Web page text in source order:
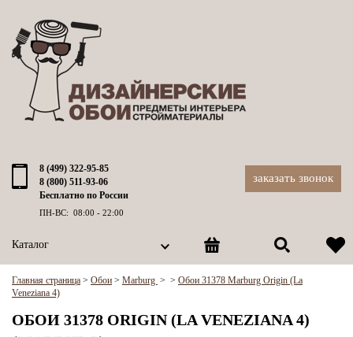
8 (499) 322-95-85
8 (800) 511-93-06
Бесплатно по России
ПН-ВС: 08:00 - 22:00
заказать звонок
Каталог
Главная страница > Обои > Marburg > > Обои 31378 Marburg Origin (La
Veneziana 4)
ОБОИ 31378 ORIGIN (LA VENEZIANA 4)